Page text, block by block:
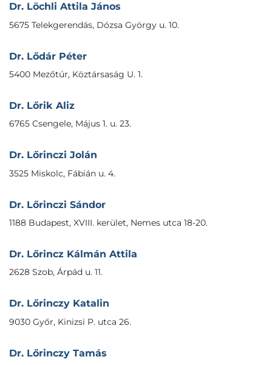
Dr. Löchli Attila János
5675 Telekgerendás, Dózsa György u. 10.
Dr. Lődár Péter
5400 Mezőtúr, Köztársaság U. 1.
Dr. Lőrik Aliz
6765 Csengele, Május 1. u. 23.
Dr. Lőrinczi Jolán
3525 Miskolc, Fábián u. 4.
Dr. Lőrinczi Sándor
1188 Budapest, XVIII. kerület, Nemes utca 18-20.
Dr. Lőrincz Kálmán Attila
2628 Szob, Árpád u. 11.
Dr. Lőrinczy Katalin
9030 Győr, Kinizsi P. utca 26.
Dr. Lőrinczy Tamás